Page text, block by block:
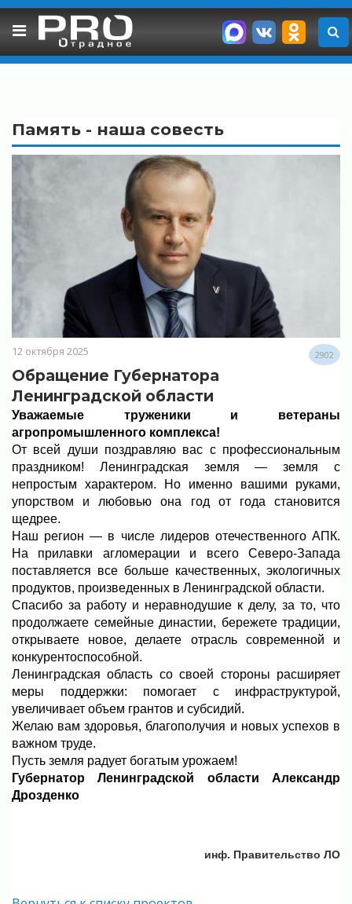
Skip
Память - наша совесть
12 октября 2025 2902
Обращение Губернатора
Ленинградской области
Уважаемые труженики и ветераны
агропромышленного комплекса!
От всей души поздравляю вас с профессиональным
праздником! Ленинградская земля — земля с
непростым характером. Но именно вашими руками,
упорством и любовью она год от года становится
щедрее.
Наш регион — в числе лидеров отечественного АПК.
На прилавки агломерации и всего Северо-Запада
поставляется все больше качественных, экологичных
продуктов, произведенных в Ленинградской области.
Спасибо за работу и неравнодушие к делу, за то, что
продолжаете семейные династии, бережете традиции,
открываете новое, делаете отрасль современной и
конкурентоспособной.
Ленинградская область со своей стороны расширяет
меры поддержки: помогает с инфраструктурой,
увеличивает объем грантов и субсидий.
Желаю вам здоровья, благополучия и новых успехов в
важном труде.
Пусть земля радует богатым урожаем!
Губернатор Ленинградской области Александр
Дрозденко
инф. Правительство ЛО